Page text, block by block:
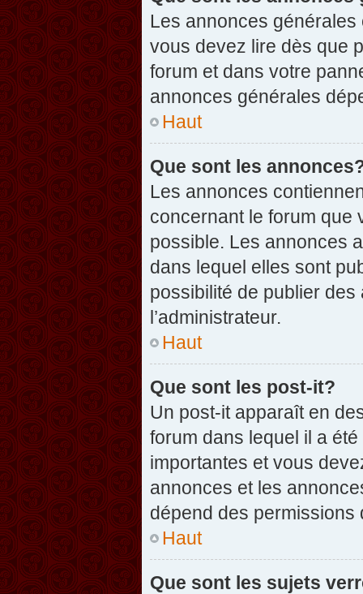
Les annonces
vous devez lire dès que
forum et dans votre
annonces générales
Haut
Que sont les
Les annonces
concernant le forum que
possible. Les annonces
dans lequel elles sont
possibilité de publier
l’administrateur.
Haut
Que sont les post-it?
Un post-it apparaît en
forum dans lequel il a
importantes et vous
annonces et les
dépend des permissions
Haut
Que sont les sujets